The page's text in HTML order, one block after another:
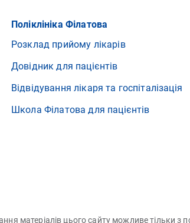
Поліклініка Філатова
Розклад прийому лікарів
Довідник для пацієнтів
Відвідування лікаря та госпіталізація
Школа Філатова для пацієнтів
матеріалів цього сайту можливе тільки з